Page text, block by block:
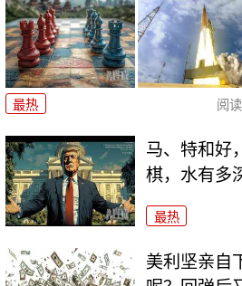
最热 阅读
马、特和好
棋，水有多
最热
美利坚亲自